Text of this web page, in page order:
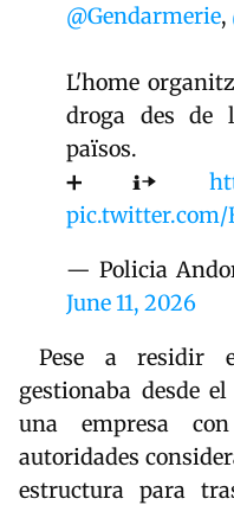
@Gendarmerie,
L'home
droga des de
països.
➕ℹ️➡️
pic.twitter.com/
— Policia
June 11, 2026
Pese a residir
gestionaba desde el
una empresa
autoridades
estructura para